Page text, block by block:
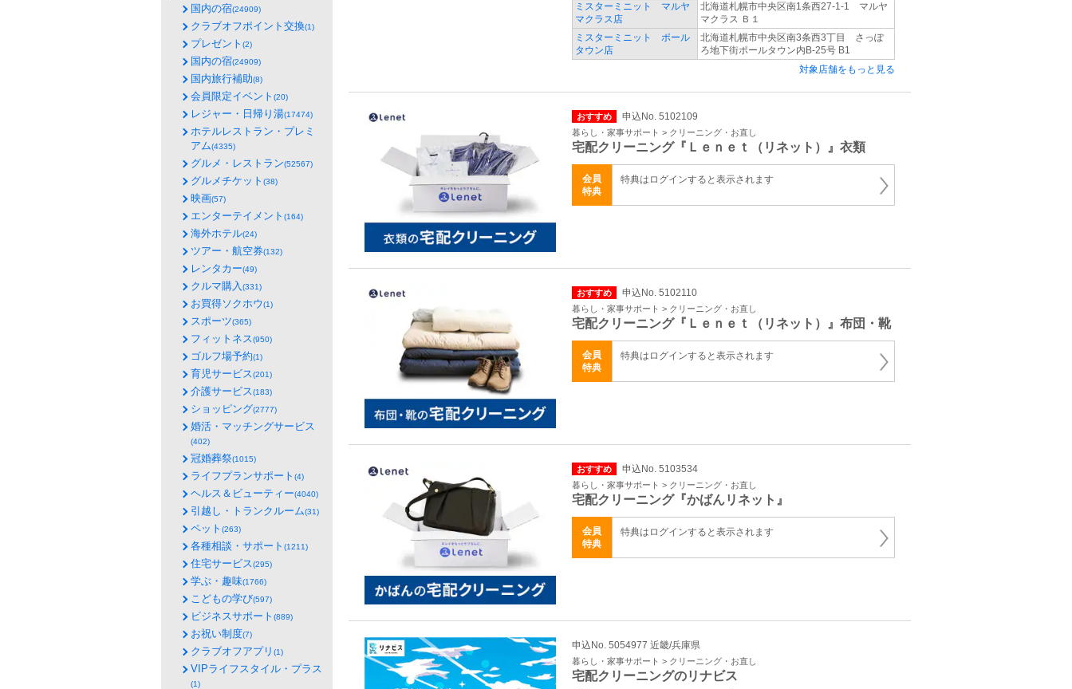
ミスターミニット マルヤ
マクラス店
北海道札幌市中央区南1条西27-1-1 マルヤ
マクラス Ｂ１
ミスターミニット ポール
タウン店
北海道札幌市中央区南3条西3丁目 さっぽ
ろ地下街ポールタウン内B-25号 B1
対象店舗をもっと見る
おすすめ 申込No. 5102109
暮らし・家事サポート > クリーニング・お直し
宅配クリーニング『Ｌｅｎｅｔ（リネット）』衣類
会員
特典
特典はログインすると表示されます
おすすめ 申込No. 5102110
暮らし・家事サポート > クリーニング・お直し
宅配クリーニング『Ｌｅｎｅｔ（リネット）』布団・靴
会員
特典
特典はログインすると表示されます
おすすめ 申込No. 5103534
暮らし・家事サポート > クリーニング・お直し
宅配クリーニング『かばんリネット』
会員
特典
特典はログインすると表示されます
申込No. 5054977 近畿/兵庫県
暮らし・家事サポート > クリーニング・お直し
宅配クリーニングのリナビス
国内の宿(24909)
クラブオフポイント交換(1)
プレゼント (2)
国内の宿(24909)
国内旅行補助(8)
会員限定イベント (20)
レジャー・日帰り湯(17474)
ホテルレストラン・プレミ
アム(4335)
グルメ・レストラン(52567)
グルメチケット (38)
映画(57)
エンターテイメント (164)
海外ホテル(24)
ツアー・航空券(132)
レンタカー(49)
クルマ購入(331)
お買得ソクホウ(1)
スポーツ(365)
フィットネス(950)
ゴルフ場予約(1)
育児サービス(201)
介護サービス(183)
ショッピング(2777)
婚活・マッチングサービス
(402)
冠婚葬祭(1015)
ライフプランサポート (4)
ヘルス＆ビューティー(4040)
引越し・トランクルーム(31)
ペット (263)
各種相談・サポート (1211)
住宅サービス(295)
学ぶ・趣味(1766)
こどもの学び(597)
ビジネスサポート (889)
お祝い制度(7)
クラブオフアプリ (1)
VIPライフスタイル・プラス
(1)